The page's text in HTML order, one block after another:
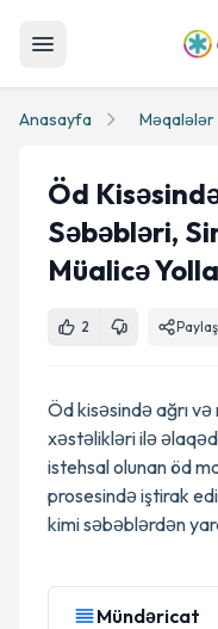
Anasayfa Məqalələr
Öd
Səbəbləri,
Müalicə
2 Paylaş
Öd kisəsində ağrı
xəstəlikləri ilə
istehsal olunan öd
prosesində iştirak
kimi səbəblərdən
Mündəricat